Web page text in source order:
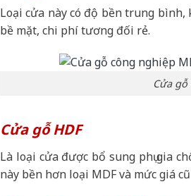
Loại cửa này có độ bền trung
bề mặt, chi phí tương đối rẻ.
Cửa
Cửa gỗ HDF
Là loại cửa được bổ sung phụ gia
này bền hơn loại MDF và mức giá